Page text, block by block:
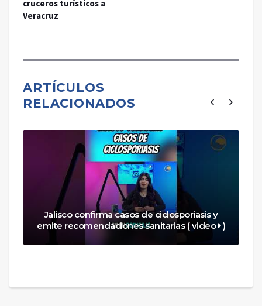
cruceros turísticos a
Veracruz
ARTÍCULOS
RELACIONADOS
Jalisco confirma casos de ciclosporiasis y
emite recomendaciones sanitarias ( video )